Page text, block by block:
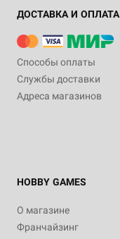
ДОСТАВКА И ОПЛАТА
Способы оплаты
Службы доставки
Адреса магазинов
HOBBY GAMES
О магазине
Франчайзинг